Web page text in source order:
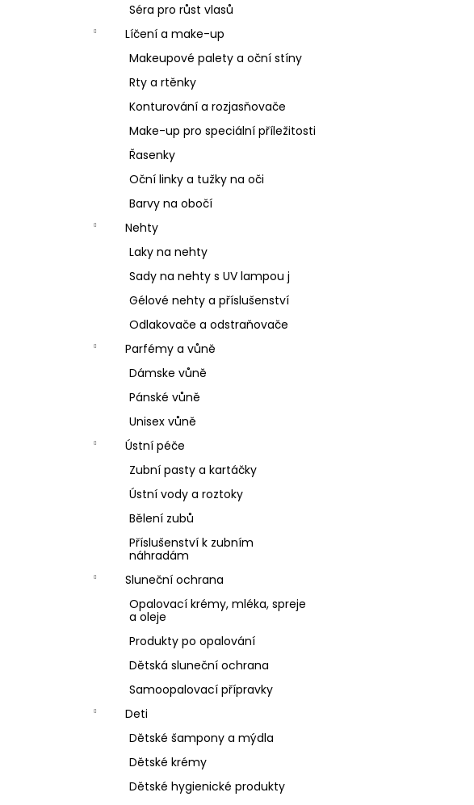
Séra pro růst vlasů
Líčení a make-up
Makeupové palety a oční stíny
Rty a rtěnky
Konturování a rozjasňovače
Make-up pro speciální příležitosti
Řasenky
Oční linky a tužky na oči
Barvy na obočí
Nehty
Laky na nehty
Sady na nehty s UV lampou j
Gélové nehty a příslušenství
Odlakovače a odstraňovače
Parfémy a vůně
Dámske vůně
Pánské vůně
Unisex vůně
Ústní péče
Zubní pasty a kartáčky
Ústní vody a roztoky
Bělení zubů
Příslušenství k zubním
náhradám
Sluneční ochrana
Opalovací krémy, mléka, spreje
a oleje
Produkty po opalování
Dětská sluneční ochrana
Samoopalovací přípravky
Deti
Dětské šampony a mýdla
Dětské krémy
Dětské hygienické produkty